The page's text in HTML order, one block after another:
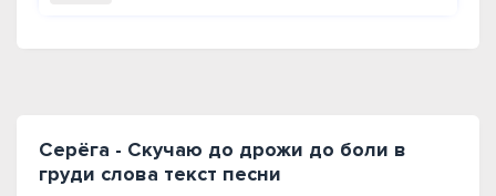
Серёга - Скучаю до дрожи до боли в
груди слова текст песни